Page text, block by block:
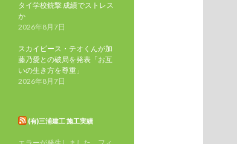
タイ学校銃撃 成績でストレス
か
2026年8月7日
スカイピース・テオくんが加
藤乃愛との破局を発表「お互
いの生き方を尊重」
2026年8月7日
(有)三浦建工 施工実績